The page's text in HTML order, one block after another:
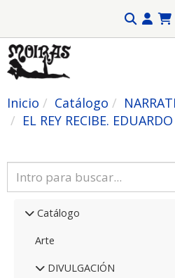
Inicio Catálogo
EL REY RECIBE.
Catálogo
Arte
DIVULGACIÓN